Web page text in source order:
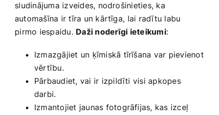
⁣sludinājuma izveides, nodrošinieties, ka
automašīna ir tīra un kārtīga,⁢ lai radītu labu
⁤pirmo iespaidu. Daži noderīgi⁢ ieteikumi:
Izmazgājiet un ķīmiskā tīrīšana var pievienot
vērtību.
Pārbaudiet, vai ir izpildīti visi apkopes
darbi.
Izmantojiet jaunas fotogrāfijas,‌ kas izceļ